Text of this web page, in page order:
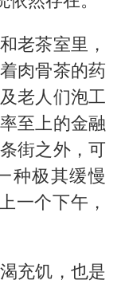
老茶室里，
肉骨茶的药
老人们泡工
至上的金融
街之外，可
种极其缓慢
一个下午，
充饥，也是